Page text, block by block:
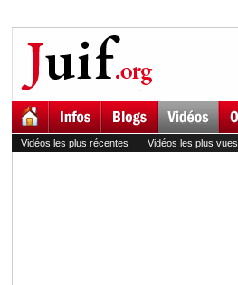
Vidéos les plus récentes | Vidéos les plus vues